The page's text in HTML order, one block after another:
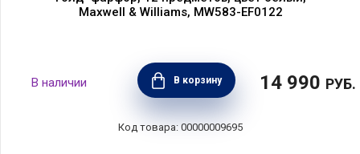
Maxwell & Williams, MW583-EF0122
В корзину 14 990 РУБ.
00000009695